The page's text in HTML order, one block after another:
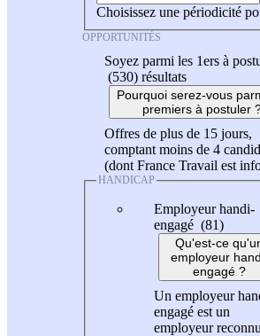
Choisissez une périodicité
OPPORTUNITÉS
Soyez parmi les 1ers à
(530) résultats
Pourquoi serez-vous
premiers à postuler
Offres de plus de 15 jours,
comptant moins de 4
(dont France Travail est
HANDICAP
Employeur handi-
engagé (81)
Qu'est-ce
employeur
engagé ?
Un employeur
engagé est un
employeur reconnu